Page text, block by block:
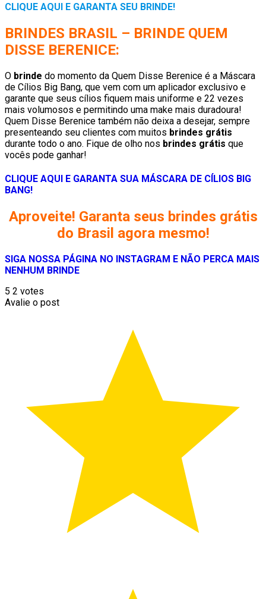
CLIQUE AQUI E GARANTA SEU BRINDE!
BRINDES BRASIL – BRINDE QUEM
DISSE BERENICE:
O brinde do momento da Quem Disse Berenice é a Máscara
de Cílios Big Bang, que vem com um aplicador exclusivo e
garante que seus cílios fiquem mais uniforme e 22 vezes
mais volumosos e permitindo uma make mais duradoura!
Quem Disse Berenice também não deixa a desejar, sempre
presenteando seu clientes com muitos brindes grátis
durante todo o ano. Fique de olho nos brindes grátis que
vocês pode ganhar!
CLIQUE AQUI E GARANTA SUA MÁSCARA DE CÍLIOS BIG
BANG!
Aproveite! Garanta seus brindes grátis
do Brasil agora mesmo!
SIGA NOSSA PÁGINA NO INSTAGRAM E NÃO PERCA MAIS
NENHUM BRINDE
5 2 votes
Avalie o post